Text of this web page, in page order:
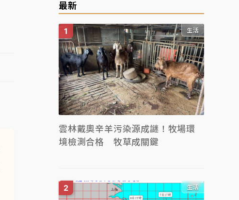
最新
生活
雲林戴奧辛羊污染源成謎！牧場環
境檢測合格 牧草成關鍵
生活